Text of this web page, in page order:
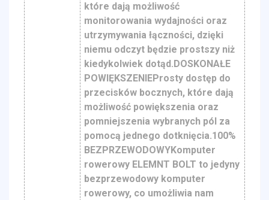
które dają możliwość
monitorowania wydajności oraz
utrzymywania łączności, dzięki
niemu odczyt będzie prostszy niż
kiedykolwiek dotąd.DOSKONAŁE
POWIĘKSZENIEProsty dostęp do
przecisków bocznych, które dają
możliwość powiększenia oraz
pomniejszenia wybranych pól za
pomocą jednego dotknięcia.100%
BEZPRZEWODOWYKomputer
rowerowy ELEMNT BOLT to jedyny
bezprzewodowy komputer
rowerowy, co umożliwia nam